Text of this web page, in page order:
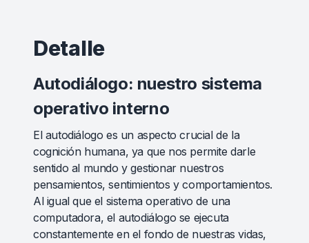
Detalle
Autodiálogo: nuestro sistema
operativo interno
El autodiálogo es un aspecto crucial de la
cognición humana, ya que nos permite darle
sentido al mundo y gestionar nuestros
pensamientos, sentimientos y comportamientos.
Al igual que el sistema operativo de una
computadora, el autodiálogo se ejecuta
constantemente en el fondo de nuestras vidas,